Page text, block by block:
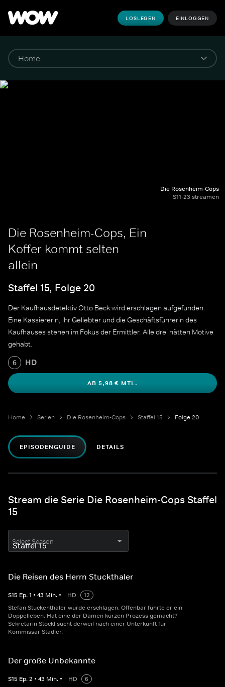
LOSLEGEN EINLOGGEN
Die Rosenheim-Cops
S11-23 streamen
Die Rosenheim-Cops, Ein
Koffer kommt selten
allein
Staffel 15, Folge 20
Der Kaufhausdetektiv Otto Beck wird erschlagen aufgefunden.
Eine Kassiererin, ihr Geliebter und die Geschäftsführerin des
Kaufhauses stehen im Fokus der Ermittler. Alle drei hätten Motive
gehabt.
6 HD
AB 5,98 € MTL.
Home Serien Die Rosenheim-Cops Staffel 15 Folge 20
EPISODENGUIDE DETAILS
Stream die Serie Die Rosenheim-Cops Staffel
15
Select Season
Die Reisen des Herrn Stuckthaler
S15 Ep.1 • 43 Min. • HD
12
Stefan Stuckenthaler wurde erschlagen. Offenbar führte er ein
Doppelleben. Hat eine der Damen kurzen Prozess gemacht?
Sekretärin Stockl sucht derweil nach einer Unterkunft für
Kommissar Stadler.
Der große Unbekannte
S15 Ep.2 • 43 Min. • HD
6